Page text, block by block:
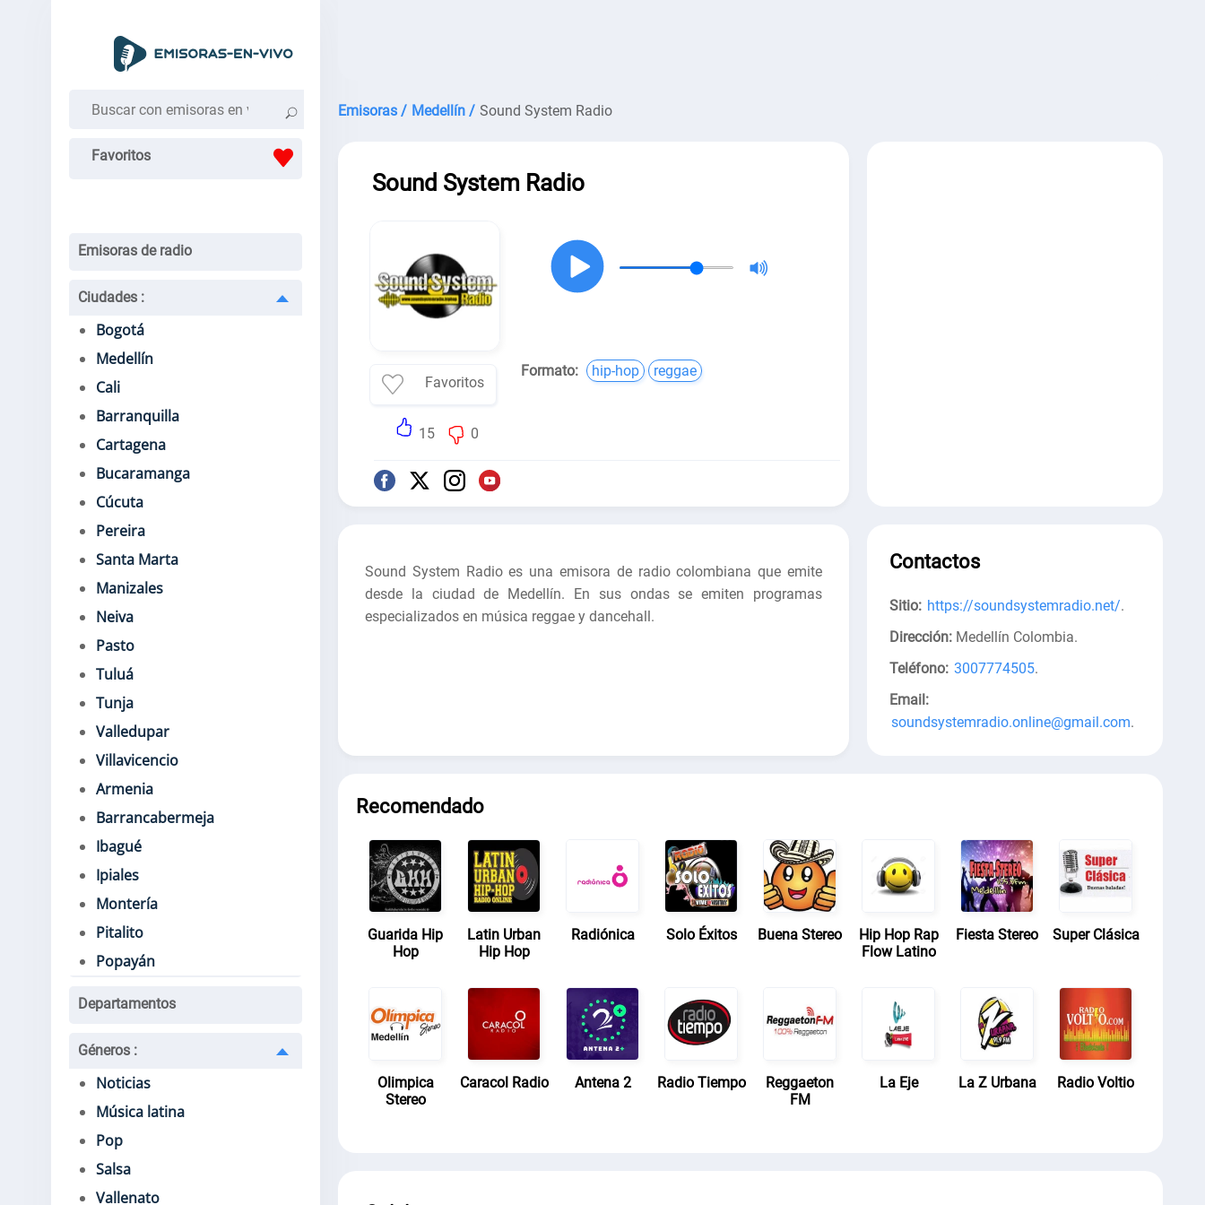
Favoritos
Emisoras de radio
Ciudades :
Bogotá
Medellín
Cali
Barranquilla
Cartagena
Bucaramanga
Cúcuta
Pereira
Santa Marta
Manizales
Neiva
Pasto
Tuluá
Tunja
Valledupar
Villavicencio
Armenia
Barrancabermeja
Ibagué
Ipiales
Montería
Pitalito
Popayán
Departamentos
Géneros :
Noticias
Música latina
Pop
Salsa
Vallenato
Emisoras / Medellín / Sound System Radio
Sound System Radio
Favoritos
15 0
Formato: hip-hop reggae
Sound System Radio es una emisora de radio colombiana que emite
desde la ciudad de Medellín. En sus ondas se emiten programas
especializados en música reggae y dancehall.
Contactos
Sitio: https://soundsystemradio.net/.
Dirección: Medellín Colombia.
Teléfono: 3007774505.
Email:
soundsystemradio.online@gmail.com.
Recomendado
Guarida Hip
Hop
Latin Urban
Hip Hop
Radiónica Solo Éxitos Buena Stereo
Hip Hop Rap
Flow Latino
Fiesta Stereo Super Clásica
Olimpica
Stereo
Caracol Radio Antena 2 Radio Tiempo
Reggaeton
FM
La Eje La Z Urbana Radio Voltio